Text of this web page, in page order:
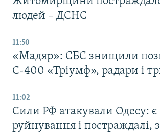
людей – ДСНС
11:50
«Мадяр»: СБС знищили
С-400 «Тріумф», радари і
11:02
Сили РФ атакували Одесу: є
руйнування і постраждалі,